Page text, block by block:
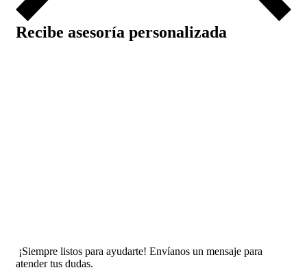
Recibe asesoría personalizada
¡Siempre listos para ayudarte! Envíanos un mensaje para
atender tus dudas.